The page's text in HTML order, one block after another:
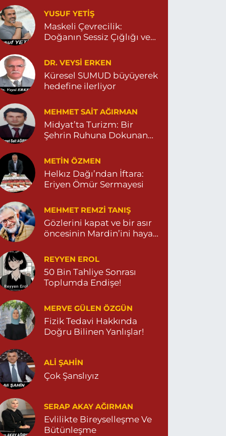
Yeni Eczanesi
MAHALLE 3086 SOKAK NO:2 4 04825413156
0 (482) 541 31 56 Yol Tarifi Al
İlknur Eczanesi
MAH. VATAN CAD. NO:2A 04825911091
0 (482) 591 10 91 Yol Tarifi Al
Turan Eczanesi
MAHALLE KISMETLİ CADDE NO:59D
OCAĞI YANI 04823813670
YUSUF YETİŞ
Maskeli Çevrecilik:
Doğanın Sessiz Çığlığı ve
DR. VEYSI ERKEN
Küresel SUMUD büyüyerek
hedefine ilerliyor
MEHMET SAIT AĞIRMAN
Midyat’ta Turizm: Bir
Şehrin Ruhuna Dokunan
METIN ÖZMEN
Helkız Dağı’ndan İftara:
Eriyen Ömür Sermayesi
MEHMET REMZI TANIŞ
Gözlerini kapat ve bir asır
öncesinin Mardin’ini hayal
REYYEN EROL
50 Bin Tahliye Sonrası
Toplumda Endişe!
MERVE GÜLEN ÖZGÜN
Fizik Tedavi Hakkında
Doğru Bilinen Yanlışlar!
ALI ŞAHİN
Çok Şanslıyız
SERAP AKAY AĞIRMAN
Evlilikte Bireyselleşme Ve
Bütünleşme